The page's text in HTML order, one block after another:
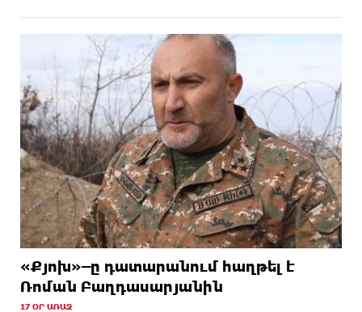
«Քյոխ»–ը դատարանում հաղթել է
Ռոման Բաղդասարյանին
17 ՕՐ ԱՌԱՋ